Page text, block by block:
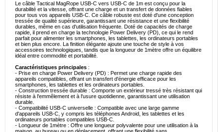
Le câble Tactical MagRope USB-C vers USB-C de 1m est conçu pour la
durabilité et la vitesse, offrant une charge et un transfert de données fiables
pour tous vos appareils USB-C. Ce câble robuste est doté d'une conception
tressée de qualité supérieure, garantissant une résistance et une flexibilité
durables, même en cas d'utilisation fréquente. Doté de capacités de charge
rapide, il prend en charge la technologie Power Delivery (PD), ce qui le rend
parfait pour alimenter les smartphones, les tablettes, les ordinateurs portables
et bien plus encore. La finition élégante ajoute une touche de style à vos
accessoires technologiques, tandis que la longueur de 1mètre offre un équilibre
idéal entre commodité et portabilité.
Caractéristiques principales :
- Prise en charge Power Delivery (PD) : Permet une charge rapide des
appareils compatibles, offrant un transfert d'énergie efficace pour les
smartphones, les tablettes et les ordinateurs portables.
- Construction tressée durable : Comporte un extérieur tressé très résistant qui
résiste à l'emmêlement et à l'usure quotidienne, garantissant une utilisation
durable.
- Compatibilité USB-C universelle : Compatible avec une large gamme
d'appareils USB-C, y compris les téléphones Android, les tablettes et les
ordinateurs portables compatibles USB-C.
- Longueur de 1mètre : Offre une longueur polyvalente pour une utilisation à la